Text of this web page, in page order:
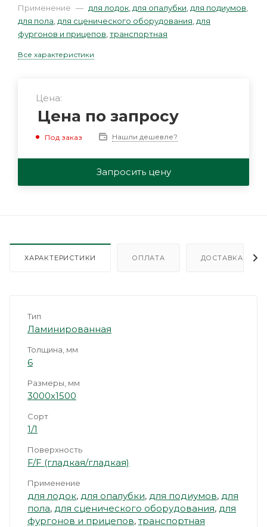
Применение — для лодок для опалубки для подиумов
для пола для сценического оборудования для
фургонов и прицепов транспортная
Все характеристики
Цена:
Цена по запросу
Под заказ Нашли дешевле?
Запросить цену
ХАРАКТЕРИСТИКИ ОПЛАТА ДОСТАВКА
Тип
Ламинированная
Толщина, мм
6
Размеры, мм
3000х1500
Сорт
1/1
Поверхность
F/F (гладкая/гладкая)
Применение
для лодок, для опалубки, для подиумов, для
пола, для сценического оборудования, для
фургонов и прицепов,транспортная